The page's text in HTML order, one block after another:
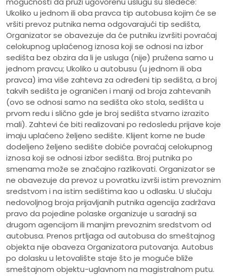
Ukoliko u jednom ili oba pravca tip autobusa kojim će se
vršiti prevoz putnika nema odgovarajući tip sedišta,
Organizator se obavezuje da će putniku izvršiti povraćaj
celokupnog uplaćenog iznosa koji se odnosi na izbor
sedišta bez obzira da li je usluga (nije) pružena samo u
jednom pravcu; Ukoliko u autobusu (u jednom ili oba
pravca) ima više zahteva za određeni tip sedišta, a broj
takvih sedišta je ograničen i manji od broja zahtevanih
(ovo se odnosi samo na sedišta oko stola, sedišta u
prvom redu i slično gde je broj sedišta stvarno izrazito
mali). Zahtevi će biti realizovani po redosledu prijave koje
imaju uplaćeno željeno sedište. Klijent kome ne bude
dodeljeno željeno sedište dobiće povraćaj celokupnog
iznosa koji se odnosi izbor sedišta. Broj putnika po
smenama može se značajno razlikovati. Organizator se
ne obavezuje da prevoz u povratku izvrši istim prevoznim
sredstvom i na istim sedištima kao u odlasku. U slučaju
nedovoljnog broja prijavljanih putnika agencija zadržava
pravo da pojedine polaske organizuje u saradnji sa
drugom agencijom ili manjim prevoznim sredstvom od
autobusa. Prenos prtljaga od autobusa do smeštajnog
objekta nije obaveza Organizatora putovanja. Autobus
po dolasku u letovalište staje što je moguće bliže
smeštajnom objektu-uglavnom na magistralnom putu.